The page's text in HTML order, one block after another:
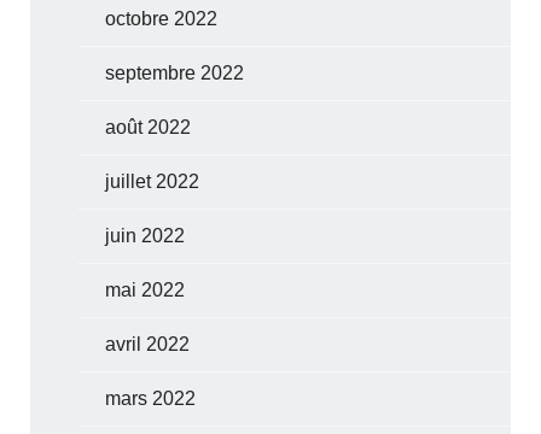
octobre 2022
septembre 2022
août 2022
juillet 2022
juin 2022
mai 2022
avril 2022
mars 2022